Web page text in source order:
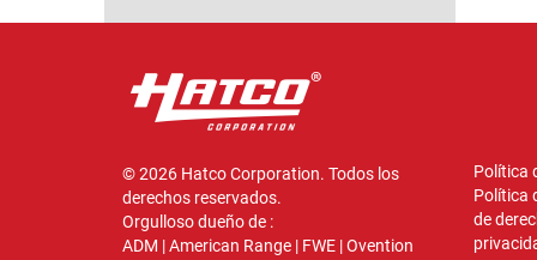
© 2026 Hatco Corporation. Todos los
derechos reservados.
Orgulloso dueño de :
ADM |American Range | FWE |Ovention
Política
Política
de